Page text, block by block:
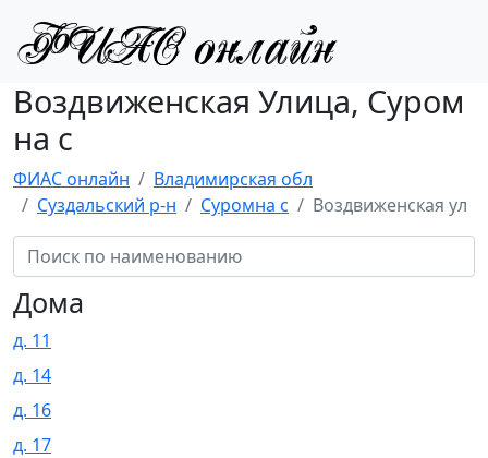
Воздвиженская Улица, Суром
на с
ФИАС онлайн
Владимирская обл
Суздальский р-н
Суромна с Воздвиженская ул
Дома
д. 11
д. 14
д. 16
д. 17